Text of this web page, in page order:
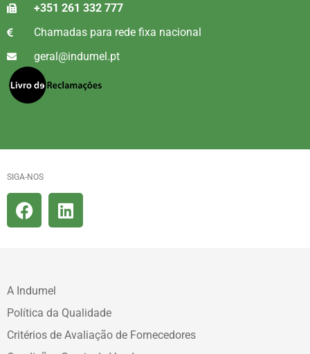
+351 261 332 777
Chamadas para rede fixa nacional
geral@indumel.pt
SIGA-NOS
A Indumel
Política da Qualidade
Critérios de Avaliação de Fornecedores